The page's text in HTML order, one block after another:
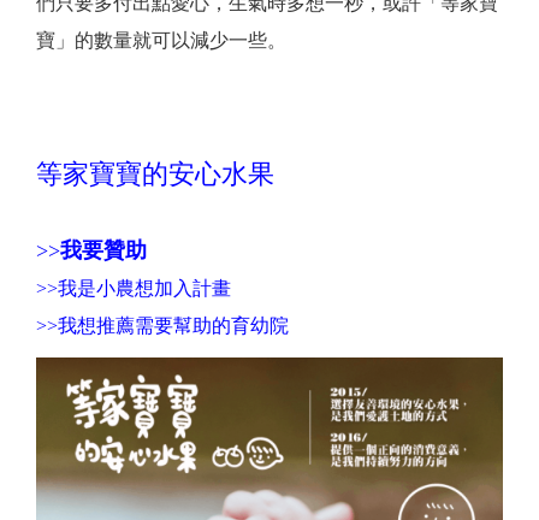
寶」的數量就可以減少一些。
等家寶寶的安心水果
>>我要贊助
>>我是小農想加入計畫
>>我想推薦需要幫助的育幼院